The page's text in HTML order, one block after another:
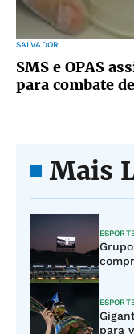
SALVADOR
SMS e OPAS
para combate
Mais
para